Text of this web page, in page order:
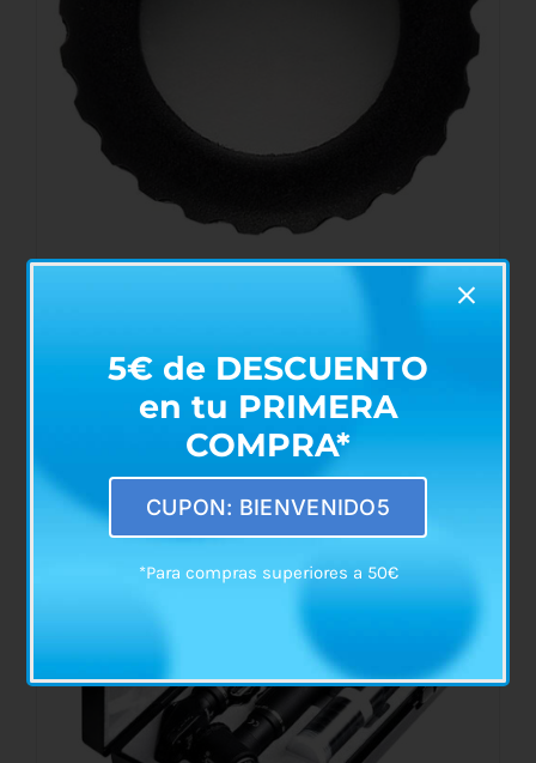
Lupa con Rosca para Otoscopio Ref. 10963
5€ de DESCUENTO
en tu PRIMERA
COMPRA*
CUPON: BIENVENIDO5
*Para compras superiores a 50€